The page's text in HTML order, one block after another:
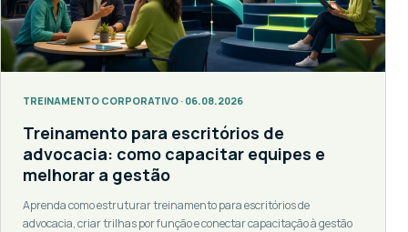
TREINAMENTO CORPORATIVO · 06.08.2026
Treinamento para escritórios de
advocacia: como capacitar equipes e
melhorar a gestão
Aprenda como estruturar treinamento para escritórios de
advocacia, criar trilhas por função e conectar capacitação à gestão